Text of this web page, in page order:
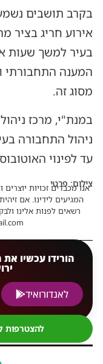
בקרב תושבים
אירוע חריג בציר
בעיר למשך שעות
המענה התחבורתי
מסוג זה.
במנת"י, מרכז
ניהול התחבורה
עד לפינוי
צילום: פרטי
אנו מכבדים זכויות
המגיעים לידינו. אם
רשאים לפנות אלינו
הורידו עכשיו
לאנדורואיד
להצטרפות